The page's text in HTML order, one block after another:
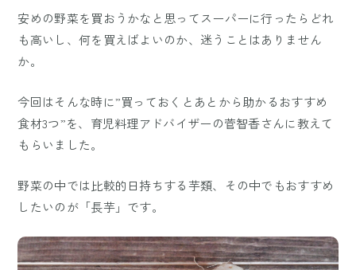
安めの野菜を買おうかなと思ってスーパーに行ったらどれ
も高いし、何を買えばよいのか、迷うことはありません
か。
今回はそんな時に”買っておくとあとから助かるおすすめ
食材3つ”を、育児料理アドバイザーの菅智香さんに教えて
もらいました。
野菜の中では比較的日持ちする芋類、その中でもおすすめ
したいのが「長芋」です。